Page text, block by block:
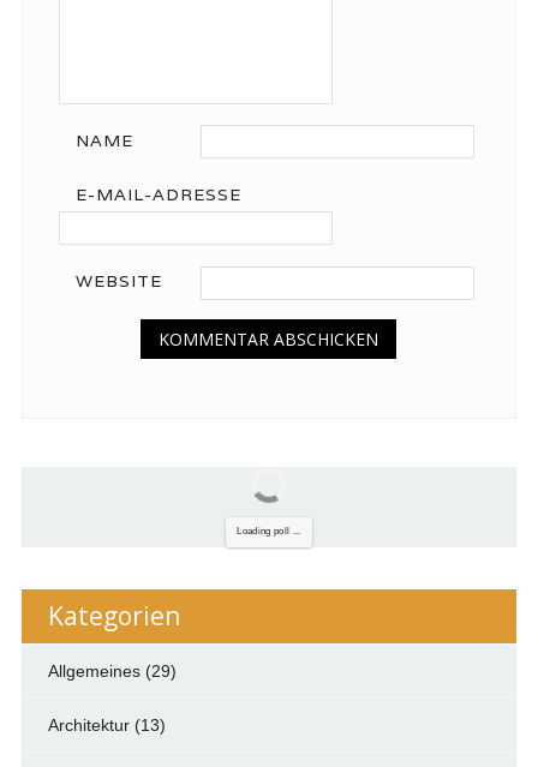
NAME
E-MAIL-ADRESSE
WEBSITE
Loading poll ...
Kategorien
Allgemeines(29)
Architektur(13)